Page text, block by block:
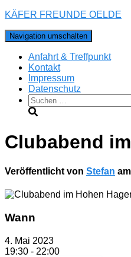
KÄFER FREUNDE OELDE
Navigation umschalten
Anfahrt & Treffpunkt
Kontakt
Impressum
Datenschutz
Suchen
nach:
Clubabend
Veröffentlicht von Stefan am
Wann
4. Mai 2023
19:30 - 22:00